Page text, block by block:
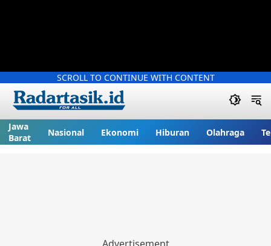
SCROLL TO CONTINUE WITH CONTENT
Jawa
Barat
Nasional Ekonomi Hiburan Olahraga